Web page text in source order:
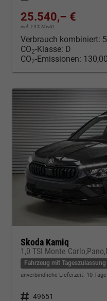
25.540,– €
incl. 19% MwSt.
Verbrauch kombiniert:
CO2-Klasse: D
CO2-Emissionen:
Skoda Kamiq
1,0 TSI Monte
Fahrzeug mit Tageszulassung
unverbindliche Lieferzeit: 10 Tage
Fahrzeugnr. 49651